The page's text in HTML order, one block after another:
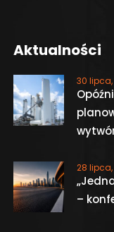
Aktualności
30 lipca,
28 lipca,
–